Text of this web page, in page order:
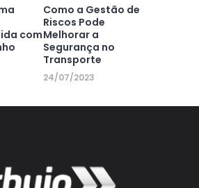
com
Como a Gestão de
Riscos Pode
Melhorar a
Segurança no
Transporte
24/07/2023